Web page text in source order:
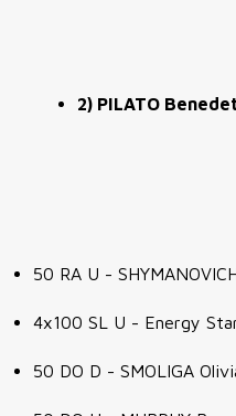
2) PILATO
50 RA U -
4x100 SL U - Energy
50 DO D - SMOLIGA